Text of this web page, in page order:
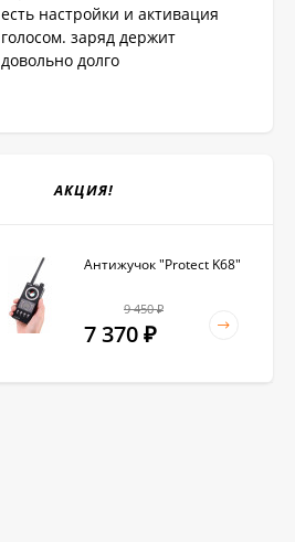
есть настройки и активация
голосом. заряд держит
довольно долго
АКЦИЯ!
Антижучок "Protect K68"
9 450₽
7 370 ₽